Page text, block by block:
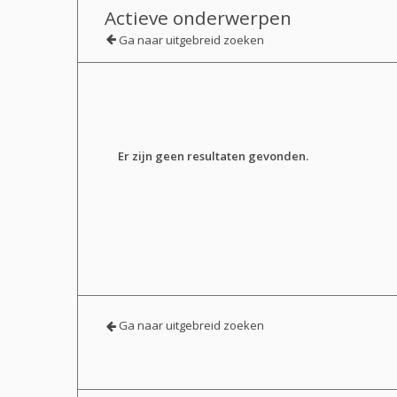
Actieve onderwerpen
Ga naar uitgebreid zoeken
Er zijn geen resultaten gevonden.
Ga naar uitgebreid zoeken